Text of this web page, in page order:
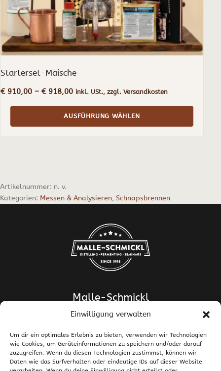
Einwilligung verwalten
Um dir ein optimales Erlebnis zu bieten, verwenden wir Technologien
wie Cookies, um Geräteinformationen zu speichern und/oder darauf
zuzugreifen. Wenn du diesen Technologien zustimmst, können wir
Daten wie das Surfverhalten oder eindeutige IDs auf dieser Website
Starterset-Maische
€910,00 – €918,00Preisspanne:
bis
€ 918,00
inkl. USt., zzgl. Versandkosten
AUSFÜHRUNG WÄHLEN
Produktseite
gewählt
werden
Artikelnummer: n. v.
Kategorien: Messen & Analysieren, Schnapsbrennen
Malle-Schmickl
Dipl.-Ing. Dr. Helge Schmickl
Dipl.-Ing. Dr. Bettina Malle-Schmickl
Ehrentalerstrasse 39
9020 Klagenfurt am Wörthersee / Österreich